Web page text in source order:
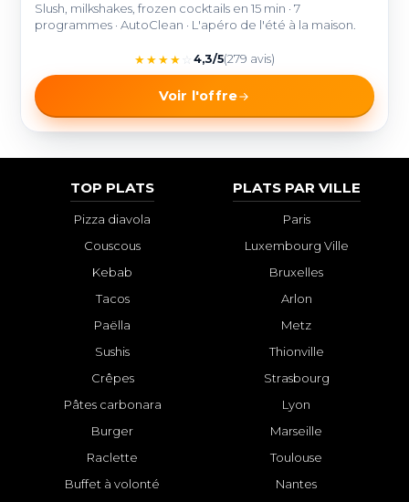
Slush, milkshakes, frozen cocktails en 15 min · 7
programmes · AutoClean · L'apéro de l'été à la maison.
★★★★ 4,3/5(279 avis)
Voir l'offre
TOP PLATS
Pizza diavola
Couscous
Kebab
Tacos
Paëlla
Sushis
Crêpes
Pâtes carbonara
Burger
Raclette
Buffet à volonté
PLATS PAR VILLE
Paris
Luxembourg Ville
Bruxelles
Arlon
Metz
Thionville
Strasbourg
Lyon
Marseille
Toulouse
Nantes